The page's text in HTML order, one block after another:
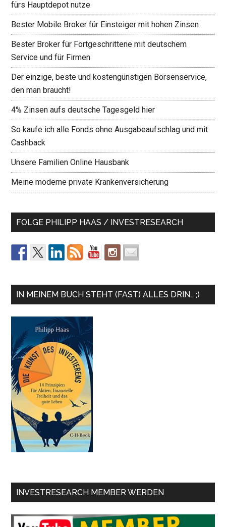
fürs Hauptdepot nutze
Bester Mobile Broker für Einsteiger mit hohen Zinsen
Bester Broker für Fortgeschrittene mit deutschem
Service und für Firmen
Der einzige, beste und kostengünstigen Börsenservice,
den man braucht!
4% Zinsen aufs deutsche Tagesgeld hier
So kaufe ich alle Fonds ohne Ausgabeaufschlag und mit
Cashback
Unsere Familien Online Hausbank
Meine moderne private Krankenversicherung
FOLGE PHILIPP HAAS / INVESTRESEARCH
IN MEINEM BUCH STEHT (FAST) ALLES DRIN… ;)
INVESTRESEARCH MEMBER WERDEN